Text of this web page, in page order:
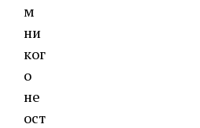
м
ни
ког
о
не
ост